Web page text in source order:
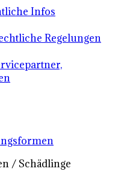
Infos
Regelungen
/ Schädlinge